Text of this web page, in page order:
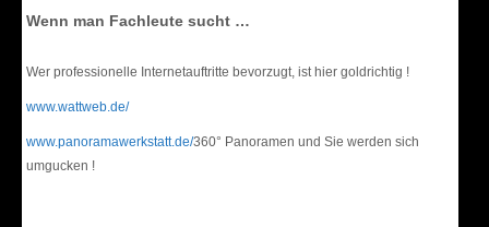
Wenn man Fachleute sucht …
Wer professionelle Internetauftritte bevorzugt, ist hier goldrichtig !
www.wattweb.de/
www.panoramawerkstatt.de/360° Panoramen und Sie werden sich
umgucken !